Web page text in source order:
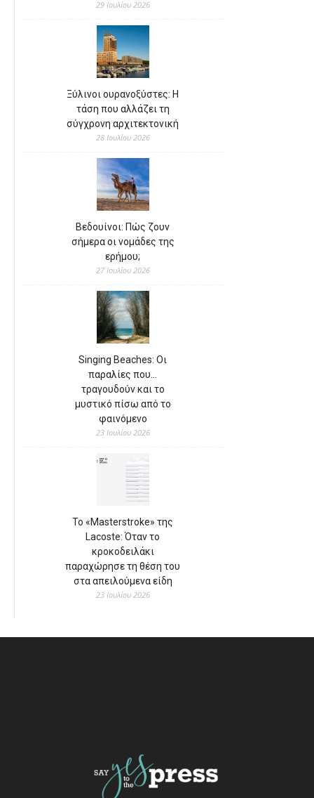
29 Ιουλίου 2026
Ξύλινοι ουρανοξύστες: Η
τάση που αλλάζει τη
σύγχρονη αρχιτεκτονική
28 Ιουλίου 2026
Βεδουίνοι: Πώς ζουν
σήμερα οι νομάδες της
ερήμου;
27 Ιουλίου 2026
Singing Beaches: Οι
παραλίες που…
τραγουδούν και το
μυστικό πίσω από το
φαινόμενο
23 Ιουλίου 2026
Το «Masterstroke» της
Lacoste: Όταν το
κροκοδειλάκι
παραχώρησε τη θέση του
στα απειλούμενα είδη
23 Ιουλίου 2026